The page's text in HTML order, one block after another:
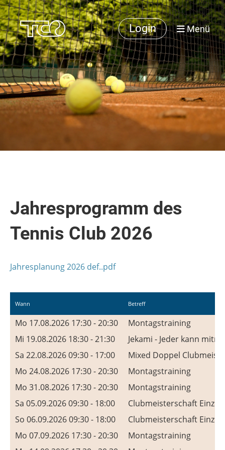
Login Menü
Jahresprogramm des
Tennis Club 2026
Jahresplanung 2026 def..pdf
Wann Betreff
Mo 17.08.2026 17:30 - 20:30
Montagstraining
Mi 19.08.2026 18:30 - 21:30
Jekami - Jeder kann
Sa 22.08.2026 09:30 - 17:00
Mixed Doppel
Mo 24.08.2026 17:30 - 20:30
Montagstraining
Mo 31.08.2026 17:30 - 20:30
Montagstraining
Sa 05.09.2026 09:30 - 18:00
Clubmeisterschaft Einzel
So 06.09.2026 09:30 - 18:00
Clubmeisterschaft Einzel
Mo 07.09.2026 17:30 - 20:30
Montagstraining